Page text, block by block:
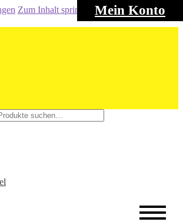
Mein Konto
Zum Inhalt springen